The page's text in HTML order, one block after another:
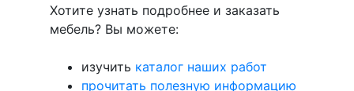
Хотите узнать подробнее и заказать
мебель? Вы можете:
изучить каталог наших работ
прочитать полезную информацию